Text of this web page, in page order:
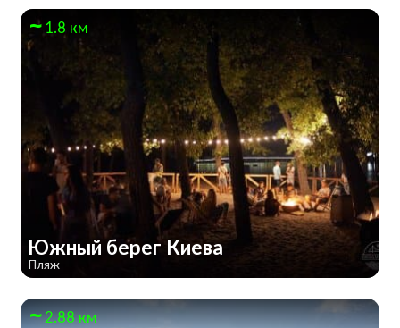
1.8 км
Южный берег Киева
Пляж
2.88 км